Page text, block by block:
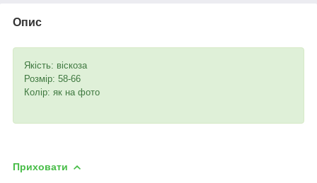
Опис
Якість: віскоза
Розмір: 58-66
Колір: як на фото
Приховати